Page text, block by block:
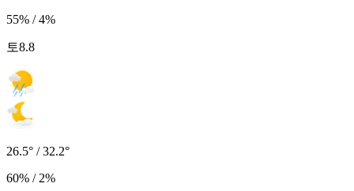
55% / 4%
토8.8
26.5° / 32.2°
60% / 2%